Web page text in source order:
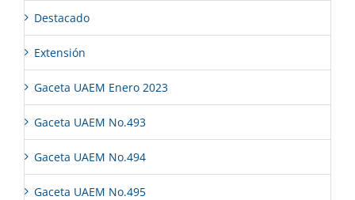
Destacado
Extensión
Gaceta UAEM Enero 2023
Gaceta UAEM No.493
Gaceta UAEM No.494
Gaceta UAEM No.495